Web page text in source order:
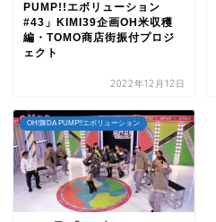
PUMP!!エボリューション
#43」KIMI39企画OH米収穫
編・TOMO商店街振付プロジ
ェクト
2022年12月12日
OH!舞DA PUMP!!エボリューション